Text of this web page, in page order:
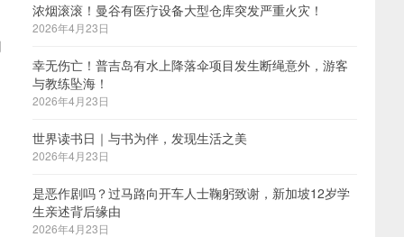
浓烟滚滚！曼谷有医疗设备大型仓库突发严重火灾！
2026年4月23日
幸无伤亡！普吉岛有水上降落伞项目发生断绳意外，游客
与教练坠海！
2026年4月23日
世界读书日｜与书为伴，发现生活之美
2026年4月23日
是恶作剧吗？过马路向开车人士鞠躬致谢，新加坡12岁学
生亲述背后缘由
2026年4月23日